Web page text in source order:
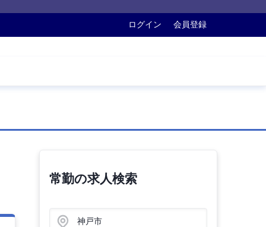
ログイン 会員登録
常勤の求人検索
神戸市